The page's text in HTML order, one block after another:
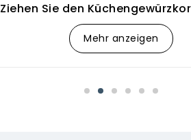
Ziehen Sie den
Mehr anzeigen